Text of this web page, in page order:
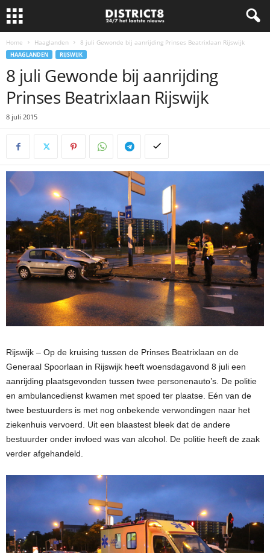
Home Haaglanden 8 juli Gewonde bij aanrijding Prinses Beatrixlaan Rijswijk
HAAGLANDEN RIJSWIJK
8 juli Gewonde bij aanrijding
Prinses Beatrixlaan Rijswijk
8 juli 2015
Rijswijk – Op de kruising tussen de Prinses Beatrixlaan en de
Generaal Spoorlaan in Rijswijk heeft woensdagavond 8 juli een
aanrijding plaatsgevonden tussen twee personenauto’s. De politie
en ambulancedienst kwamen met spoed ter plaatse. Eén van de
twee bestuurders is met nog onbekende verwondingen naar het
ziekenhuis vervoerd. Uit een blaastest bleek dat de andere
bestuurder onder invloed was van alcohol. De politie heeft de zaak
verder afgehandeld.